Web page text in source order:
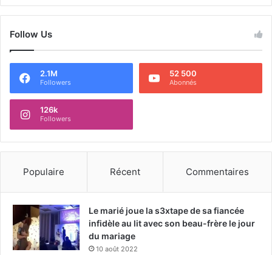
Follow Us
2.1M
Followers
52 500
Abonnés
126k
Followers
Populaire Récent Commentaires
Le marié joue la s3xtape de sa fiancée
infidèle au lit avec son beau-frère le jour
du mariage
10 août 2022